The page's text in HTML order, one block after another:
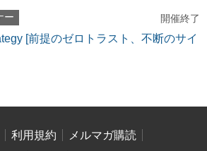
ー 開催終了
[前提のゼロトラスト、不断のサイ
利用規約
メルマガ購読